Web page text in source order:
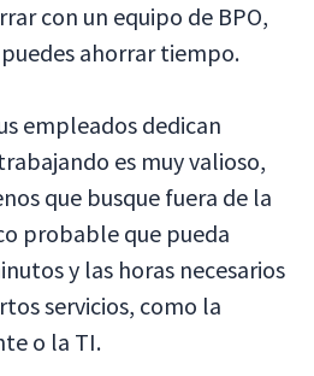
con un equipo de BPO,
ahorrar tiempo.
empleados dedican
es muy valioso,
que busque fuera de la
probable que pueda
y las horas necesarios
servicios, como la
o la TI.